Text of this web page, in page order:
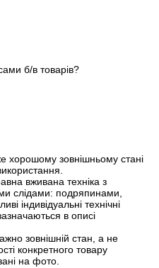
б/в товарів?
хорошому зовнішньому стані
вживана техніка з
слідами: подряпинами,
індивідуальні технічні
в описі
зовнішній стан, а не
конкретного товару
на фото.